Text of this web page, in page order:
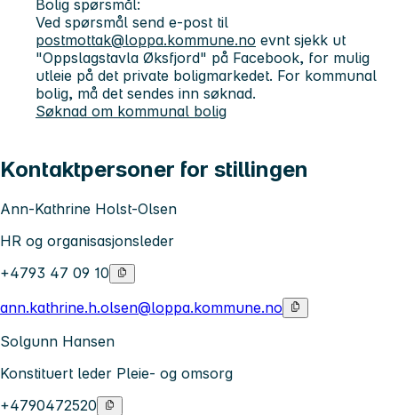
Bolig spørsmål:
Ved spørsmål send e-post til
postmottak@loppa.kommune.no evnt sjekk ut
"Oppslagstavla Øksfjord" på Facebook, for mulig
utleie på det private boligmarkedet. For kommunal
bolig, må det sendes inn søknad.
Søknad om kommunal bolig
Kontaktpersoner for stillingen
Ann-Kathrine Holst-Olsen
HR og organisasjonsleder
+4793 47 09 10
ann.kathrine.h.olsen@loppa.kommune.no
Solgunn Hansen
Konstituert leder Pleie- og omsorg
+4790472520